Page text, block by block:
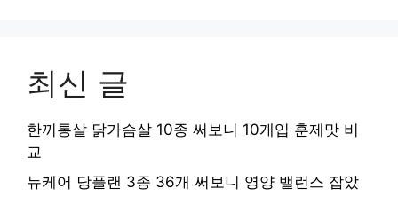
최신 글
한끼통살 닭가슴살 10종 써보니 10개입 훈제맛 비
교
뉴케어 당플랜 3종 36개 써보니 영양 밸런스 잡았